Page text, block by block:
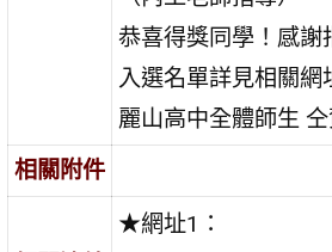
恭喜得獎同學！感謝
入選名單詳見相關網
麗山高中全體師生
相關附件
★網址1：